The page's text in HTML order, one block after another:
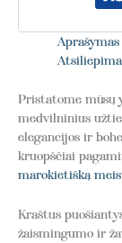
Aprašymas
Pristatome mūsų
medvilninius
elegancijos ir
kruopščiai
marokietišką
Kraštus
žaismingumo ir